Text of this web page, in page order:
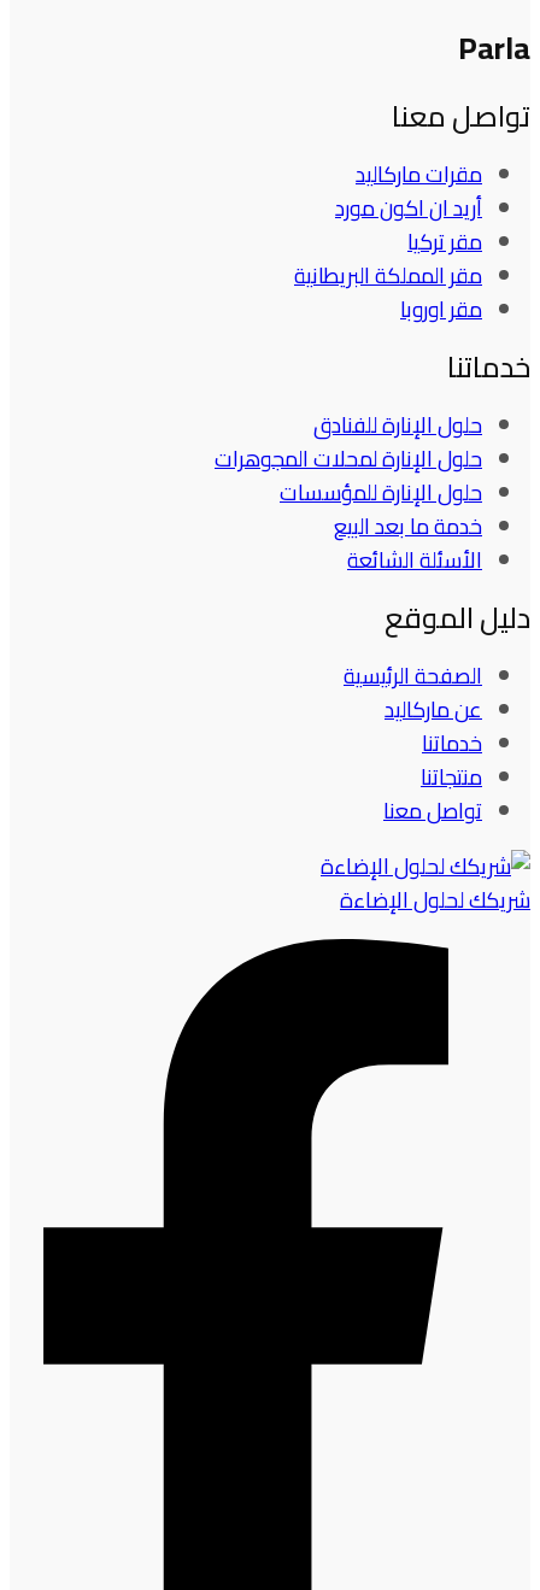
Parla
تواصل معنا
مقرات ماركاليد
أريد ان اكون مورد
مقر تركيا
مقر المملكة البريطانية
مقر اوروبا
خدماتنا
حلول الإنارة للفنادق
حلول الإنارة لمحلات المجوهرات
حلول الإنارة للمؤسسات
خدمة ما بعد البيع
الأسئلة الشائعة
دليل الموقع
الصفحة الرئيسية
عن ماركاليد
خدماتنا
منتجاتنا
تواصل معنا
شريكك لحلول الإضاءة